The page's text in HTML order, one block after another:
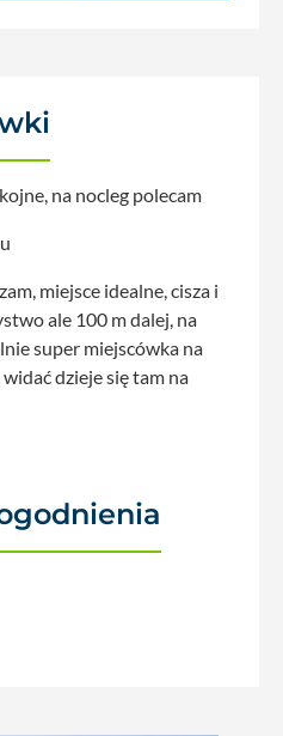
na nocleg polecam
miejsce idealne, cisza i
ale 100 m dalej, na
super miejscówka na
dzieje się tam na